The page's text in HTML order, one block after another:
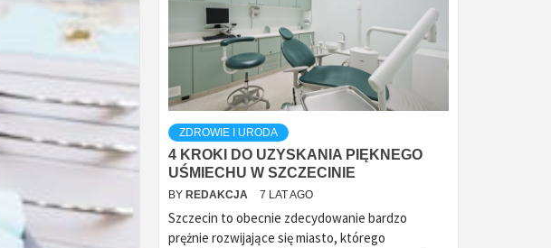
ZDROWIE I URODA
4 KROKI DO UZYSKANIA PIĘKNEGO
UŚMIECHU W SZCZECINIE
BY REDAKCJA 7 LAT AGO
Szczecin to obecnie zdecydowanie bardzo
prężnie rozwijające się miasto, którego